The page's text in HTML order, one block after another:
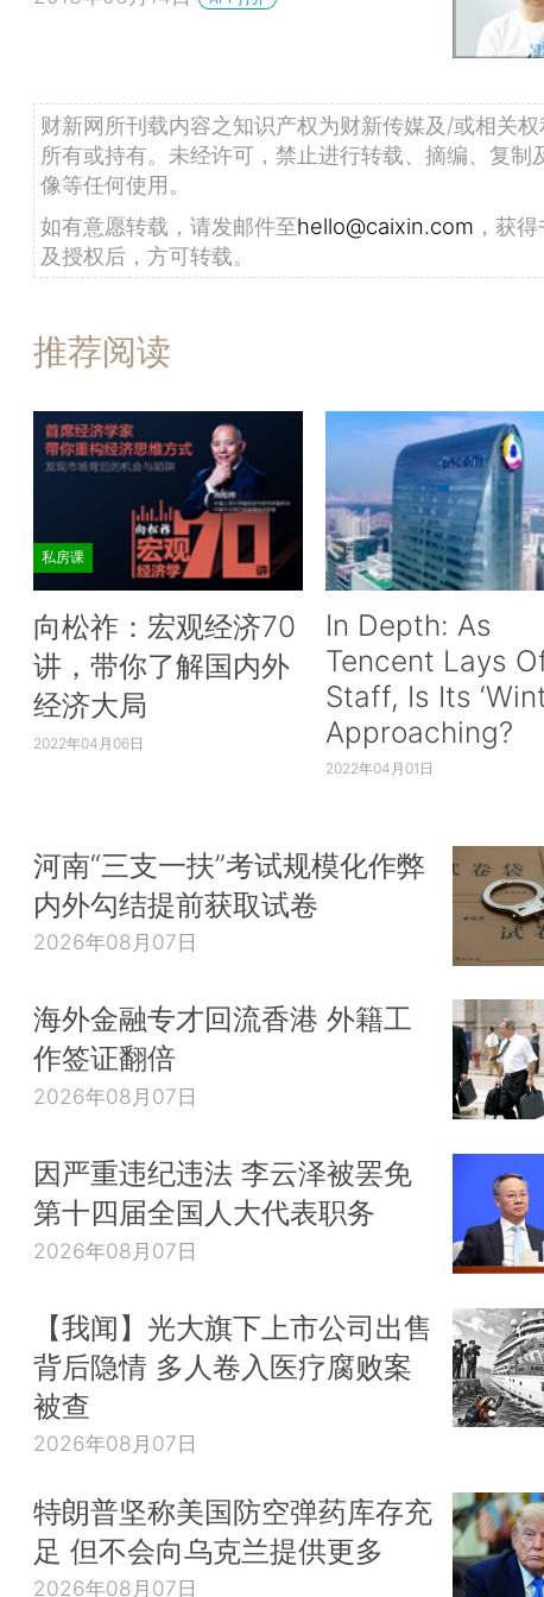
财新网所刊载内容之知识产权为财新传媒及/或相关
所有或持有。未经许可，禁止进行转载、摘编、复制
像等任何使用。
如有意愿转载，请发邮件至hello@caixin.com ，获
及授权后，方可转载。
推荐阅读
私房课
向松祚：宏观经济70
讲，带你了解国内外
经济大局
2022年04月06日
In Depth: As
Tencent Lays
Staff, Is Its
Approaching?
2022年04月01日
河南“三支一扶”考试规模化作弊
内外勾结提前获取试卷
2026年08月07日
海外金融专才回流香港 外籍工
作签证翻倍
2026年08月07日
因严重违纪违法 李云泽被罢免
第十四届全国人大代表职务
2026年08月07日
【我闻】光大旗下上市公司出售
背后隐情 多人卷入医疗腐败案
被查
2026年08月07日
特朗普坚称美国防空弹药库存充
足 但不会向乌克兰提供更多
2026年08月07日